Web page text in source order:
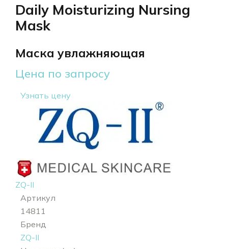
Daily Moisturizing Nursing
Mask
Маска увлажняющая
Цена по запросу
Узнать цену
ZQ-II
Артикул
14811
Бренд
ZQ-II